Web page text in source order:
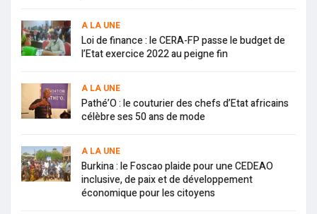
A LA UNE
Loi de finance : le CERA-FP passe le budget de
l’Etat exercice 2022 au peigne fin
A LA UNE
Pathé’O : le couturier des chefs d’Etat africains
célèbre ses 50 ans de mode
A LA UNE
Burkina : le Foscao plaide pour une CEDEAO
inclusive, de paix et de développement
économique pour les citoyens